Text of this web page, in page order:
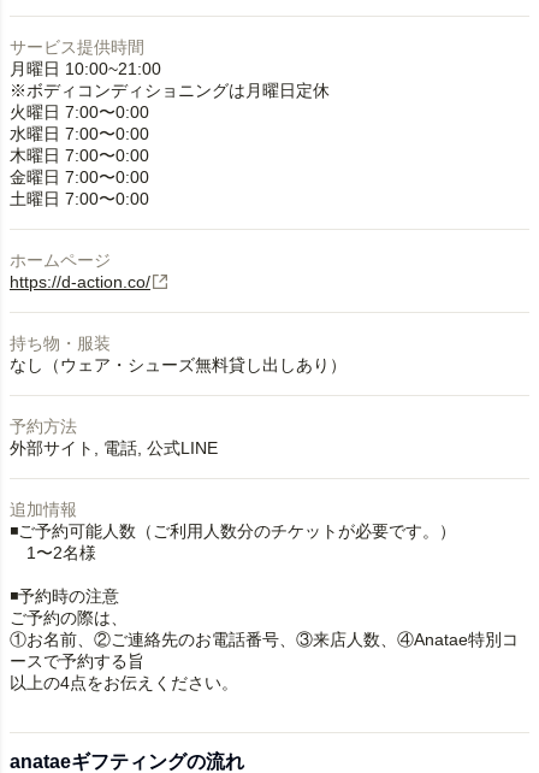
サービス提供時間
月曜日 10:00~21:00
※ボディコンディショニングは月曜日定休
火曜日 7:00〜0:00
水曜日 7:00〜0:00
木曜日 7:00〜0:00
金曜日 7:00〜0:00
土曜日 7:00〜0:00
ホームページ
https://d-action.co/
持ち物・服装
なし（ウェア・シューズ無料貸し出しあり）
予約方法
外部サイト
電話 公式LINE
追加情報
◾️ご予約可能人数（ご利用人数分のチケットが必要です。）
1〜2名様
◾️予約時の注意
ご予約の際は、
①お名前、②ご連絡先のお電話番号、③来店人数、④Anatae特別コ
ースで予約する旨
以上の4点をお伝えください。
anataeギフティングの流れ